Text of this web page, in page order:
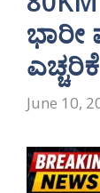
ಭಾರೀ
ಎಚ್ಚರಿಕೆ
June 10,